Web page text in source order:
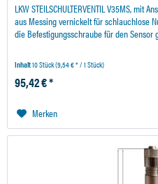
LKW STEILSCHULTERVENTIL V35MS,
aus Messing vernickelt für schlauchlose
die Befestigungsschraube für den Sensor
Inhalt10 Stück(9,54 € * / 1 Stück)
95,42 € *
Merken